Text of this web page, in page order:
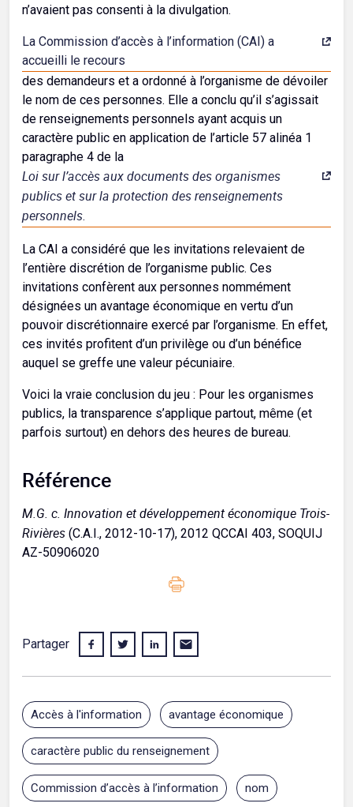
n’avaient pas consenti à la divulgation.
La Commission d’accès à l’information (CAI) a
accueilli le recours
des demandeurs et a ordonné à l’organisme de dévoiler
le nom de ces personnes. Elle a conclu qu’il s’agissait
de renseignements personnels ayant acquis un
caractère public en application de l’article 57 alinéa 1
paragraphe 4 de la
Loi sur l’accès aux documents des organismes
publics et sur la protection des renseignements
personnels.
La CAI a considéré que les invitations relevaient de
l’entière discrétion de l’organisme public. Ces
invitations confèrent aux personnes nommément
désignées un avantage économique en vertu d’un
pouvoir discrétionnaire exercé par l’organisme. En effet,
ces invités profitent d’un privilège ou d’un bénéfice
auquel se greffe une valeur pécuniaire.
Voici la vraie conclusion du jeu : Pour les organismes
publics, la transparence s’applique partout, même (et
parfois surtout) en dehors des heures de bureau.
Référence
M.G. c. Innovation et développement économique Trois-
Rivières (C.A.I., 2012-10-17), 2012 QCCAI 403, SOQUIJ
AZ-50906020
Partager
Accès à l'information avantage économique
caractère public du renseignement
Commission d’accès à l’information nom